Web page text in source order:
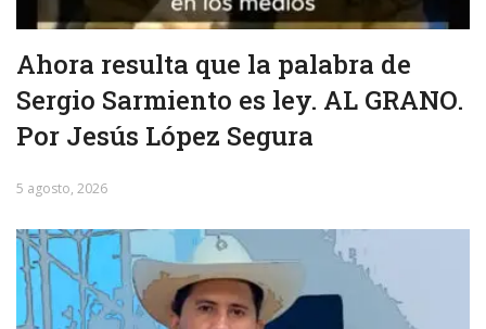
Ahora resulta que la palabra de
Sergio Sarmiento es ley. AL GRANO.
Por Jesús López Segura
5 agosto, 2026